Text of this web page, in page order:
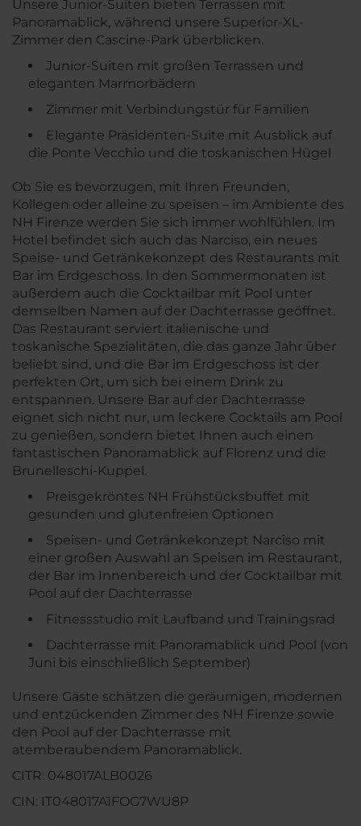
Unsere Junior-Suiten bieten Terrassen mit
Panoramablick, während unsere Superior-XL-
Zimmer den Cascine-Park überblicken.
Junior-Suiten mit großen Terrassen und
eleganten Marmorbädern
Zimmer mit Verbindungstür für Familien
Elegante Präsidenten-Suite mit Ausblick auf
die Ponte Vecchio und die toskanischen Hügel
Ob Sie es bevorzugen, mit Ihren Freunden,
Kollegen oder alleine zu speisen – im Ambiente des
NH Firenze werden Sie sich immer wohlfühlen. Im
Hotel befindet sich auch das Narciso, ein neues
Speise- und Getränkekonzept des Restaurants mit
Bar im Erdgeschoss. In den Sommermonaten ist
außerdem auch die Cocktailbar mit Pool unter
demselben Namen auf der Dachterrasse geöffnet.
Das Restaurant serviert italienische und
toskanische Spezialitäten, die das ganze Jahr über
beliebt sind, und die Bar im Erdgeschoss ist der
perfekten Ort, um sich bei einem Drink zu
entspannen. Unsere Bar auf der Dachterrasse
eignet sich nicht nur, um leckere Cocktails am Pool
zu genießen, sondern bietet Ihnen auch einen
fantastischen Panoramablick auf Florenz und die
Brunelleschi-Kuppel.
Preisgekröntes NH Frühstücksbuffet mit
gesunden und glutenfreien Optionen
Speisen- und Getränkekonzept Narciso mit
einer großen Auswahl an Speisen im Restaurant,
der Bar im Innenbereich und der Cocktailbar mit
Pool auf der Dachterrasse
Fitnessstudio mit Laufband und Trainingsrad
Dachterrasse mit Panoramablick und Pool (von
Juni bis einschließlich September)
Unsere Gäste schätzen die geräumigen, modernen
und entzückenden Zimmer des NH Firenze sowie
den Pool auf der Dachterrasse mit
atemberaubendem Panoramablick.
CITR: 048017ALB0026
CIN: IT048017A1FOG7WU8P